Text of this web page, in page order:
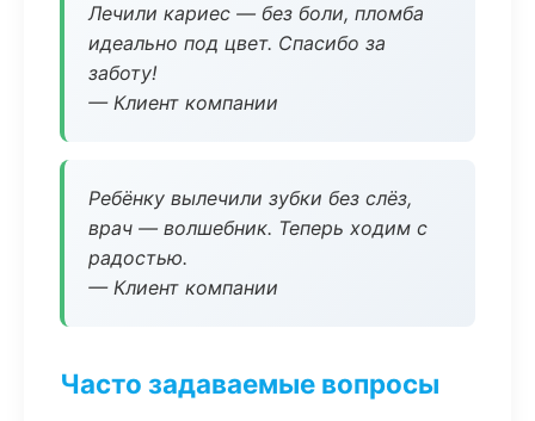
Лечили кариес — без боли, пломба
идеально под цвет. Спасибо за
заботу!
— Клиент компании
Ребёнку вылечили зубки без слёз,
врач — волшебник. Теперь ходим с
радостью.
— Клиент компании
Часто задаваемые вопросы